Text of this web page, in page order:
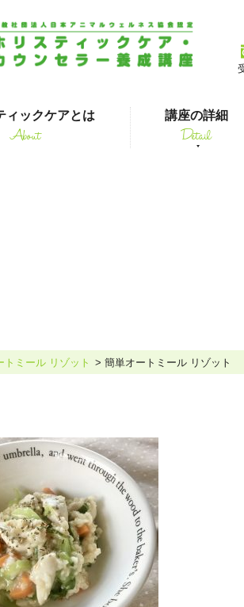
ィックケアとは
About
講座の詳細
Detail
ティックケア・カウンセラー養成講座
トミール リゾット 簡単オートミール リゾット